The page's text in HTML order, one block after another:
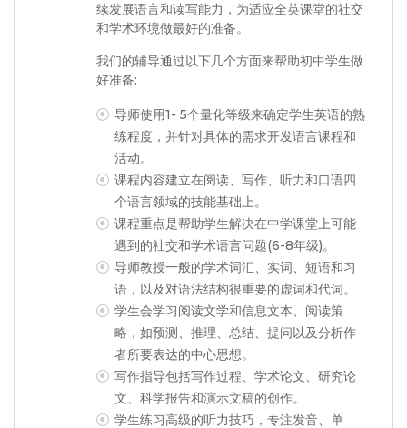
续发展语言和读写能力，为适应全英课堂的社交
和学术环境做最好的准备。
我们的辅导通过以下几个方面来帮助初中学生做
好准备:
导师使用1- 5个量化等级来确定学生英语的熟
练程度，并针对具体的需求开发语言课程和
活动。
课程内容建立在阅读、写作、听力和口语四
个语言领域的技能基础上。
课程重点是帮助学生解决在中学课堂上可能
遇到的社交和学术语言问题(6-8年级)。
导师教授一般的学术词汇、实词、短语和习
语，以及对语法结构很重要的虚词和代词。
学生会学习阅读文学和信息文本、阅读策
略，如预测、推理、总结、提问以及分析作
者所要表达的中心思想。
写作指导包括写作过程、学术论文、研究论
文、科学报告和演示文稿的创作。
学生练习高级的听力技巧，专注发音、单